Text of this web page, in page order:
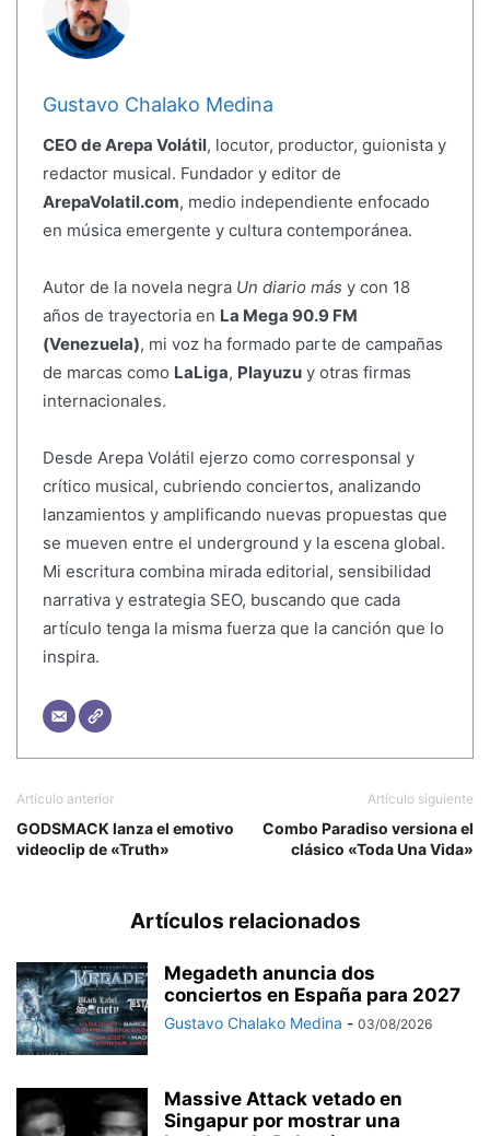
Gustavo Chalako Medina
CEO de Arepa Volátil, locutor, productor, guionista y
redactor musical. Fundador y editor de
ArepaVolatil.com, medio independiente enfocado
en música emergente y cultura contemporánea.
Autor de la novela negra Un diario más y con 18
años de trayectoria en La Mega 90.9 FM
(Venezuela), mi voz ha formado parte de campañas
de marcas como LaLiga, Playuzuy otras firmas
internacionales.
Desde Arepa Volátil ejerzo como corresponsal y
crítico musical, cubriendo conciertos, analizando
lanzamientos y amplificando nuevas propuestas que
se mueven entre el underground y la escena global.
Mi escritura combina mirada editorial, sensibilidad
narrativa y estrategia SEO, buscando que cada
artículo tenga la misma fuerza que la canción que lo
inspira.
Artículo anterior
GODSMACK lanza el emotivo
videoclip de «Truth»
Artículo siguiente
Combo Paradiso versiona el
clásico «Toda Una Vida»
Artículos relacionados
Megadeth anuncia dos
conciertos en España para 2027
Gustavo Chalako Medina - 03/08/2026
Massive Attack vetado en
Singapur por mostrar una